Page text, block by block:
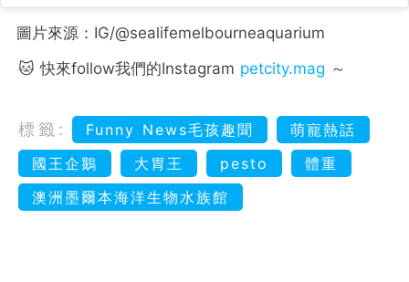
圖片來源：IG/@sealifemelbourneaquarium
🐱 快來follow我們的Instagram petcity.mag ～
標籤: Funny News毛孩趣聞
萌寵熱話
國王企鵝
大胃王 pesto
體重
澳洲墨爾本海洋生物水族館